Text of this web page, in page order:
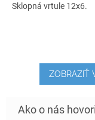
Sklopná vrtule 12x6.
ZOBRAZIŤ